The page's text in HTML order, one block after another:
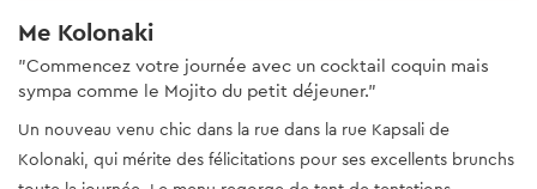
Me Kolonaki
"Commencez votre journée avec un cocktail coquin mais
sympa comme le Mojito du petit déjeuner."
Un nouveau venu chic dans la rue dans la rue Kapsali de
Kolonaki, qui mérite des félicitations pour ses excellents brunchs